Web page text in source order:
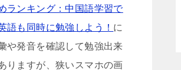
ランキング：中国語学習で
も同時に勉強しよう！ に
や発音を確認して勉強出来
りますが、狭いスマホの画